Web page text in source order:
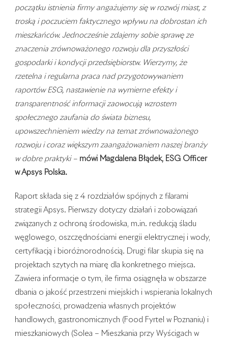
początku istnienia firmy angażujemy się w rozwój miast, z
troską i poczuciem faktycznego wpływu na dobrostan ich
mieszkańców. Jednocześnie zdajemy sobie sprawę ze
znaczenia zrównoważonego rozwoju dla przyszłości
gospodarki i kondycji przedsiębiorstw. Wierzymy, że
rzetelna i regularna praca nad przygotowywaniem
raportów ESG, nastawienie na wymierne efekty i
transparentność informacji zaowocują wzrostem
społecznego zaufania do świata biznesu,
upowszechnieniem wiedzy na temat zrównoważonego
rozwoju i coraz większym zaangażowaniem naszej branży
w dobre praktyki – mówi Magdalena Błądek, ESG Officer
w Apsys Polska.
Raport składa się z 4 rozdziałów spójnych z filarami
strategii Apsys. Pierwszy dotyczy działań i zobowiązań
związanych z ochroną środowiska, m.in. redukcją śladu
węglowego, oszczędnościami energii elektrycznej i wody,
certyfikacją i bioróżnorodnością. Drugi filar skupia się na
projektach szytych na miarę dla konkretnego miejsca.
Zawiera informacje o tym, ile firma osiągnęła w obszarze
dbania o jakość przestrzeni miejskich i wspierania lokalnych
społeczności, prowadzenia własnych projektów
handlowych, gastronomicznych (Food Fyrtel w Poznaniu) i
mieszkaniowych (Solea – Mieszkania przy Wyścigach w